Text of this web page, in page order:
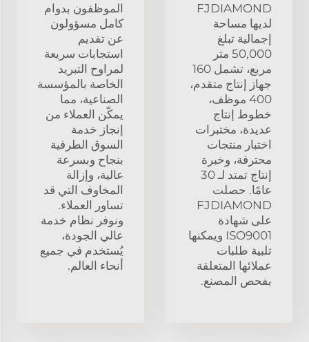
FJDIAMOND
لديها مساحة
إجمالية تبلغ
50,000 متر
مربع، تشمل 160
جهاز إنتاج متقدم،
400 موظف،
خطوط إنتاج
عديدة، مختبرات
اختبار منتجات
محترفة، وخبرة
إنتاج تمتد لـ 30
عامًا. حصلت
FJDIAMOND
على شهادة
ISO9001 ويمكنها
تلبية طلبات
عملائها المتعلقة
بفحص المصنع.
الموظفون بدوام
كامل مسؤولون
عن تقديم
استجابات سريعة
لمراوح التبريد
الخاصة بالمؤسسة
الصناعية، مما
يمكّن العملاء من
إنجاز خدمة
السوق الطرفية
بنجاح وبسرعة
عالية، وإزالة
المخاوف التي قد
تساور العملاء.
ونوفر نظام خدمة
عالي الجودة،
يُستخدم في جميع
أنحاء العالم.